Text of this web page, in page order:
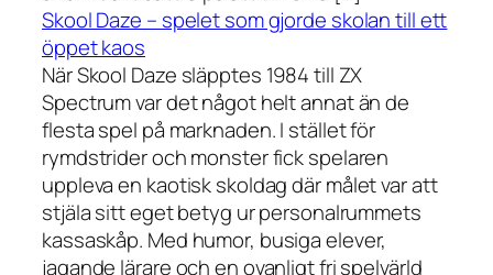
Skool Daze – spelet som gjorde skolan till ett
öppet kaos
När Skool Daze släpptes 1984 till ZX
Spectrum var det något helt annat än de
flesta spel på marknaden. I stället för
rymdstrider och monster fick spelaren
uppleva en kaotisk skoldag där målet var att
stjäla sitt eget betyg ur personalrummets
kassaskåp. Med humor, busiga elever,
jagande lärare och en ovanligt fri spelvärld